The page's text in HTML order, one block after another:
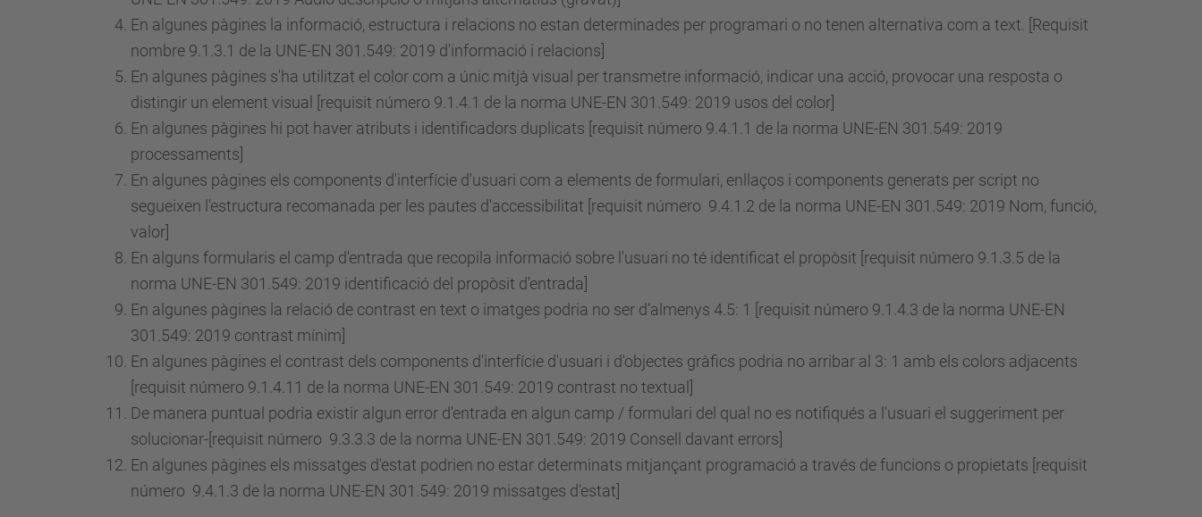
En algunes pàgines la informació, estructura i relacions no estan determinades per programari o no tenen alternativa com a text. [Requisit
nombre 9.1.3.1 de la UNE-EN 301.549: 2019 d'informació i relacions]
En algunes pàgines s'ha utilitzat el color com a únic mitjà visual per transmetre informació, indicar una acció, provocar una resposta o
distingir un element visual [requisit número 9.1.4.1 de la norma UNE-EN 301.549: 2019 usos del color]
En algunes pàgines hi pot haver atributs i identificadors duplicats [requisit número 9.4.1.1 de la norma UNE-EN 301.549: 2019
processaments]
En algunes pàgines els components d'interfície d'usuari com a elements de formulari, enllaços i components generats per script no
segueixen l'estructura recomanada per les pautes d'accessibilitat [requisit número 9.4.1.2 de la norma UNE-EN 301.549: 2019 Nom, funció,
valor]
En alguns formularis el camp d'entrada que recopila informació sobre l'usuari no té identificat el propòsit [requisit número 9.1.3.5 de la
norma UNE-EN 301.549: 2019 identificació del propòsit d'entrada]
En algunes pàgines la relació de contrast en text o imatges podria no ser d’almenys 4.5: 1 [requisit número 9.1.4.3 de la norma UNE-EN
301.549: 2019 contrast mínim]
En algunes pàgines el contrast dels components d'interfície d'usuari i d'objectes gràfics podria no arribar al 3: 1 amb els colors adjacents
[requisit número 9.1.4.11 de la norma UNE-EN 301.549: 2019 contrast no textual]
De manera puntual podria existir algun error d'entrada en algun camp / formulari del qual no es notifiqués a l'usuari el suggeriment per
solucionar-[requisit número 9.3.3.3 de la norma UNE-EN 301.549: 2019 Consell davant errors]
En algunes pàgines els missatges d'estat podrien no estar determinats mitjançant programació a través de funcions o propietats [requisit
número 9.4.1.3 de la norma UNE-EN 301.549: 2019 missatges d'estat]